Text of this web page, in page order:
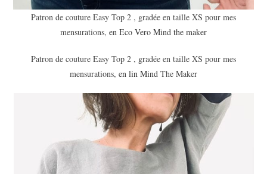
Patron de couture Easy Top 2 , gradée en taille XS pour mes
mensurations, en Eco Vero Mind the maker
Patron de couture Easy Top 2 , gradée en taille XS pour mes
mensurations, en lin Mind The Maker